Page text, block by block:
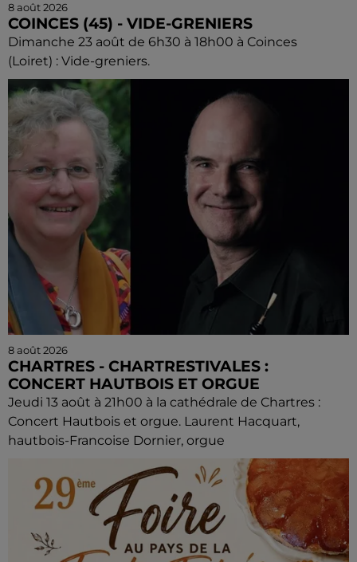
8 août 2026
COINCES (45) - VIDE-GRENIERS
Dimanche 23 août de 6h30 à 18h00 à Coinces
(Loiret) : Vide-greniers.
8 août 2026
CHARTRES - CHARTRESTIVALES :
CONCERT HAUTBOIS ET ORGUE
Jeudi 13 août à 21h00 à la cathédrale de Chartres :
Concert Hautbois et orgue. Laurent Hacquart,
hautbois-Francoise Dornier, orgue